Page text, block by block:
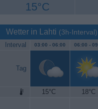
15°C
Wetter in Lahti (3h-Interval)
Interval 03:00 - 06:00 06:00 -
Tag
15°C 18°C
25°C